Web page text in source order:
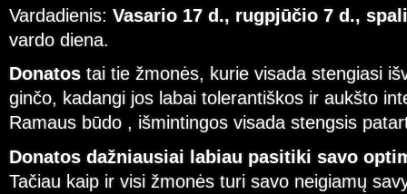
Vardadienis: Vasario 17 d., rugpjūčio 7 d.,
vardo diena.
Donatos tai tie žmonės, kurie visada stengiasi
ginčo, kadangi jos labai tolerantiškos ir aukšto
Ramaus būdo , išmintingos visada stengsis
Donatos dažniausiai labiau pasitiki savo
Tačiau kaip ir visi žmonės turi savo neigiamų